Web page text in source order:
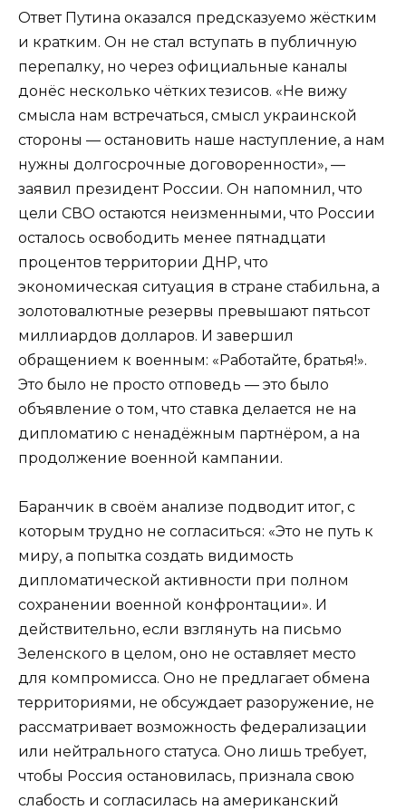
Ответ Путина оказался предсказуемо жёстким
и кратким. Он не стал вступать в публичную
перепалку, но через официальные каналы
донёс несколько чётких тезисов. «Не вижу
смысла нам встречаться, смысл украинской
стороны — остановить наше наступление, а нам
нужны долгосрочные договоренности», —
заявил президент России. Он напомнил, что
цели СВО остаются неизменными, что России
осталось освободить менее пятнадцати
процентов территории ДНР, что
экономическая ситуация в стране стабильна, а
золотовалютные резервы превышают пятьсот
миллиардов долларов. И завершил
обращением к военным: «Работайте, братья!».
Это было не просто отповедь — это было
объявление о том, что ставка делается не на
дипломатию с ненадёжным партнёром, а на
продолжение военной кампании.
Баранчик в своём анализе подводит итог, с
которым трудно не согласиться: «Это не путь к
миру, а попытка создать видимость
дипломатической активности при полном
сохранении военной конфронтации». И
действительно, если взглянуть на письмо
Зеленского в целом, оно не оставляет место
для компромисса. Оно не предлагает обмена
территориями, не обсуждает разоружение, не
рассматривает возможность федерализации
или нейтрального статуса. Оно лишь требует,
чтобы Россия остановилась, признала свою
слабость и согласилась на американский